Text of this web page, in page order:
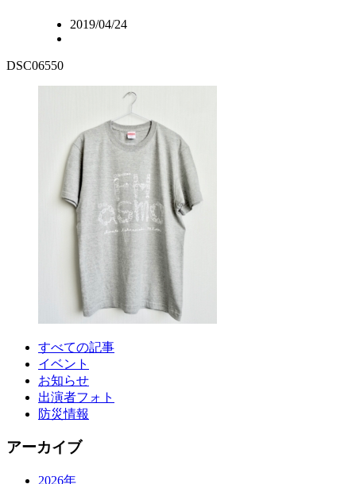
2019/04/24
DSC06550
すべての記事
イベント
お知らせ
出演者フォト
防災情報
アーカイブ
2026年